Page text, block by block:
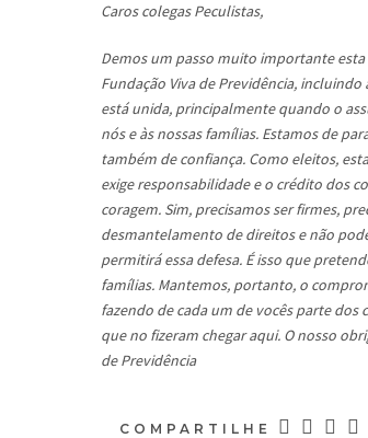
Caros colegas Peculistas,
Demos um passo muito importante
Fundação Viva de Previdência,
está unida, principalmente quando o
nós e às nossas famílias. Estamos de
também de confiança. Como eleitos,
exige responsabilidade e o crédito dos
coragem. Sim, precisamos ser firmes,
desmantelamento de direitos e não
permitirá essa defesa. É isso que
famílias. Mantemos, portanto, o
fazendo de cada um de vocês parte
que no fizeram chegar aqui. O nosso
de Previdência
COMPARTILHE